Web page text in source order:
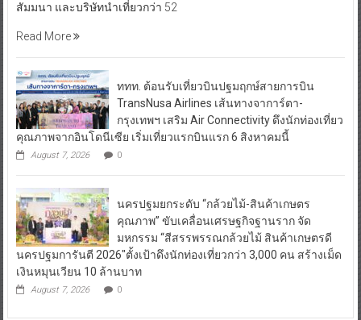
สัมมนา และบริษัทนำเที่ยวกว่า 52
Read More
ททท. ต้อนรับเที่ยวบินปฐมฤกษ์สายการบิน
TransNusa Airlines เส้นทางจาการ์ตา-
กรุงเทพฯ เสริม Air Connectivity ดึงนักท่องเที่ยว
คุณภาพจากอินโดนีเซีย เริ่มเที่ยวแรกบินแรก 6 สิงหาคมนี้
August 7, 2026 0
นครปฐมยกระดับ “กล้วยไม้-สินค้าเกษตร
คุณภาพ” ขับเคลื่อนเศรษฐกิจฐานราก จัด
มหกรรม “สีสรรพรรณกล้วยไม้ สินค้าเกษตรดี
นครปฐมการันตี 2026″ตั้งเป้าดึงนักท่องเที่ยวกว่า 3,000 คน สร้างเม็ด
เงินหมุนเวียน 10 ล้านบาท
August 7, 2026 0